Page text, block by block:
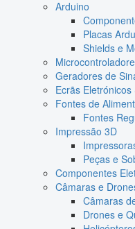
Arduino
Placas
Shields e
Geradores de
Ecrãs Eletrónicos
Fontes de
Fontes
Impressão 3D
Peças e
Componentes
Câmaras e
Câmaras
Drones e